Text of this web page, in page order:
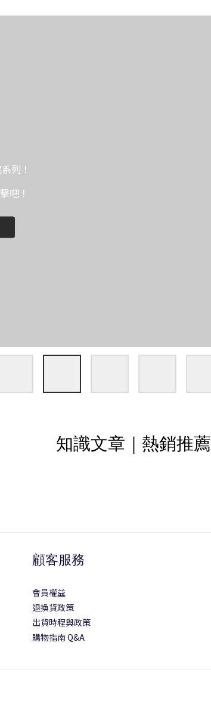
列！
吧！
知識文章｜熱銷推薦
顧客服務
會員權益
退換貨政策
出貨時程與政策
購物指南 Q&A